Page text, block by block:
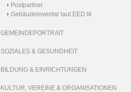
Postpartner
Gebäudeinventar laut EED III
GEMEINDEPORTRAIT
SOZIALES & GESUNDHEIT
BILDUNG & EINRICHTUNGEN
KULTUR, VEREINE & ORGANISATIONEN